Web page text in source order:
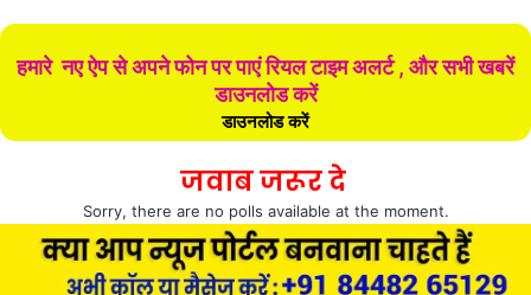
हमारे नए ऐप से अपने फोन पर पाएं रियल टाइम अलर्ट , और सभी खबरें
डाउनलोड करें
डाउनलोड करें
जवाब जरूर दे
Sorry, there are no polls available at the moment.